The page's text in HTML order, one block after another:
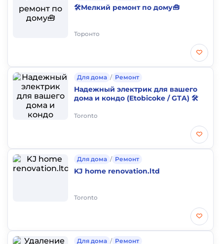
🛠️Мелкий ремонт по дому🧰
Торонто
Для дома / Ремонт
Надежный электрик для вашего
дома и кондо (Etobicoke / GTA) 🛠️
Toronto
Для дома / Ремонт
KJ home renovation.ltd
Toronto
Для дома / Ремонт